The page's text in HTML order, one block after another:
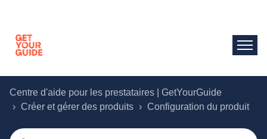
Centre d'aide pour les prestataires | GetYourGuide
Créer et gérer des produits
Configuration du produit